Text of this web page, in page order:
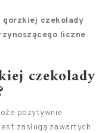
gorzkiej czekolady
liczne
czekolady
pozytywnie
zasługą zawartych